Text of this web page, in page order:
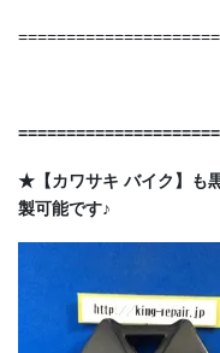
★【カワサキ バイク】も
製可能です♪